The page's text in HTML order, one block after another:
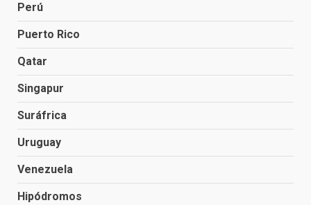
Perú
Puerto Rico
Qatar
Singapur
Suráfrica
Uruguay
Venezuela
Hipódromos